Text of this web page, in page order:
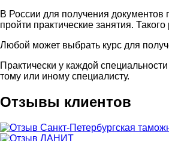
В России для получения
пройти практические занятия.
Любой может выбрать курс для
Практически у каждой
тому или иному специалисту.
Отзывы клиентов